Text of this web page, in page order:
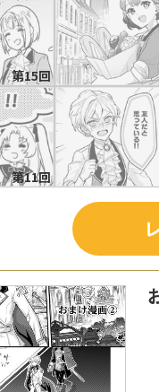
第15回
第11回